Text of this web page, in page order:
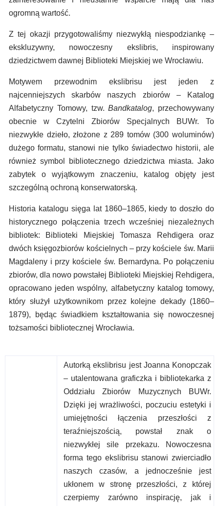
ogromną wartość.
Z tej okazji przygotowaliśmy niezwykłą niespodziankę –
ekskluzywny, nowoczesny ekslibris, inspirowany
dziedzictwem dawnej Biblioteki Miejskiej we Wrocławiu.
Motywem przewodnim ekslibrisu jest jeden z
najcenniejszych skarbów naszych zbiorów – Katalog
Alfabetyczny Tomowy, tzw. Bandkatalog, przechowywany
obecnie w Czytelni Zbiorów Specjalnych BUWr. To
niezwykłe dzieło, złożone z 289 tomów (300 woluminów)
dużego formatu, stanowi nie tylko świadectwo historii, ale
również symbol bibliotecznego dziedzictwa miasta. Jako
zabytek o wyjątkowym znaczeniu, katalog objęty jest
szczególną ochroną konserwatorską.
Historia katalogu sięga lat 1860–1865, kiedy to doszło do
historycznego połączenia trzech wcześniej niezależnych
bibliotek: Biblioteki Miejskiej Tomasza Rehdigera oraz
dwóch księgozbiorów kościelnych – przy kościele św. Marii
Magdaleny i przy kościele św. Bernardyna. Po połączeniu
zbiorów, dla nowo powstałej Biblioteki Miejskiej Rehdigera,
opracowano jeden wspólny, alfabetyczny katalog tomowy,
który służył użytkownikom przez kolejne dekady (1860–
1879), będąc świadkiem kształtowania się nowoczesnej
tożsamości bibliotecznej Wrocławia.
Autorką ekslibrisu jest Joanna Konopczak
– utalentowana graficzka i bibliotekarka z
Oddziału Zbiorów Muzycznych BUWr.
Dzięki jej wrażliwości, poczuciu estetyki i
umiejętności łączenia przeszłości z
teraźniejszością, powstał znak o
niezwykłej sile przekazu. Nowoczesna
forma tego ekslibrisu stanowi zwierciadło
naszych czasów, a jednocześnie jest
ukłonem w stronę przeszłości, z której
czerpiemy zarówno inspirację, jak i